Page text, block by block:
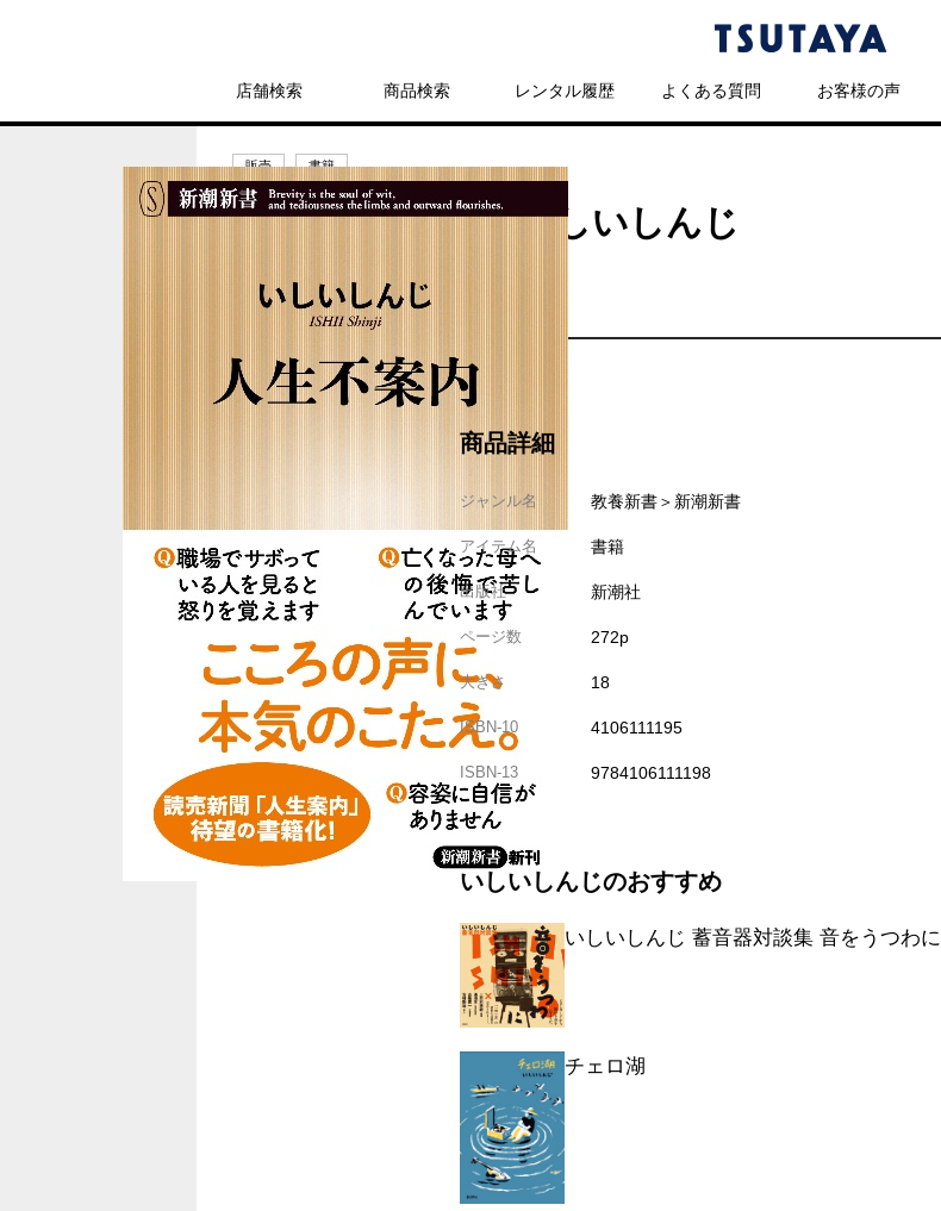
店舗検索 商品検索 レンタル履歴 よくある質問 お客様の声
販売 書籍
人生不案内 ／ いしいしんじ
発売日：2026年3月18日
商品詳細
ジャンル名 教養新書＞新潮新書
アイテム名 書籍
出版社 新潮社
ページ数 272p
大きさ 18
ISBN-10 4106111195
ISBN-13 9784106111198
いしいしんじのおすすめ
いしいしんじ 蓄音器対談集 音をうつわに
チェロ湖